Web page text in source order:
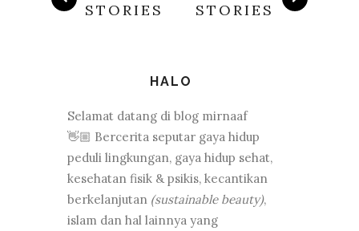
STORIES STORIES
HALO
Selamat datang di blog mirnaaf
👋🏼 Bercerita seputar gaya hidup
peduli lingkungan, gaya hidup sehat,
kesehatan fisik & psikis, kecantikan
berkelanjutan (sustainable beauty),
islam dan hal lainnya yang